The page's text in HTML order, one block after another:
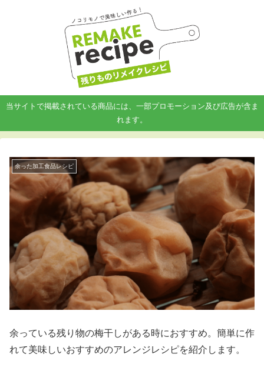
当サイトで掲載されている商品には、一部プロモーション及び広告が含ま
れます。
余った加工食品レシピ
余っている残り物の梅干しがある時におすすめ。簡単に作
れて美味しいおすすめのアレンジレシピを紹介します。